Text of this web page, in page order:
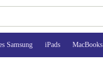
Samsung iPads MacBooks